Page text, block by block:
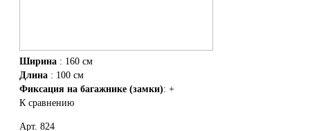
Ширина : 160 см
Длина : 100 см
Фиксация на багажнике (замки): +
К сравнению
Арт. 824